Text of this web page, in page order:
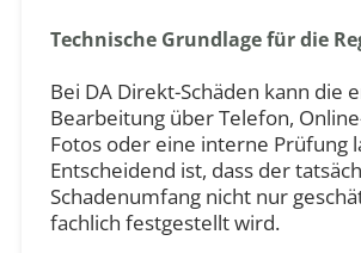
Technische Grundlage für die
Bei DA Direkt-Schäden kann die
Bearbeitung über Telefon,
Fotos oder eine interne Prüfung
Entscheidend ist, dass der
Schadenumfang nicht nur
fachlich festgestellt wird.